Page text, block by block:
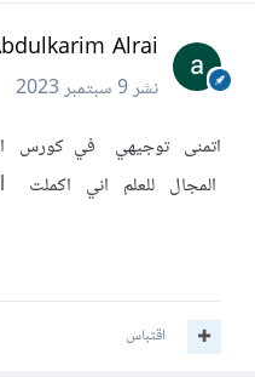
Alrai
نشر9 سبتمبر 2023
اتمنى توجيهي في
المجال للعلم اني اكملت sql
اقتباس